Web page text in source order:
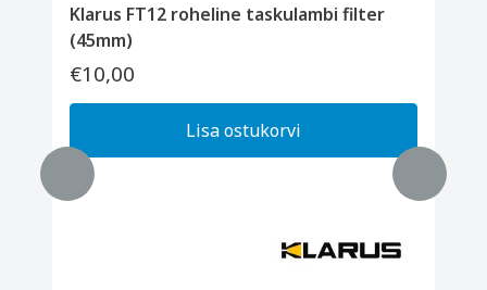
Klarus FT12 roheline taskulambi filter
(45mm)
€10,00
Lisa ostukorvi